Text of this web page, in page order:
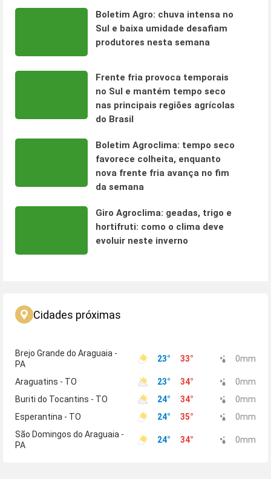
Boletim Agro: chuva intensa no
Sul e baixa umidade desafiam
produtores nesta semana
Frente fria provoca temporais
no Sul e mantém tempo seco
nas principais regiões agrícolas
do Brasil
Boletim Agroclima: tempo seco
favorece colheita, enquanto
nova frente fria avança no fim
da semana
Giro Agroclima: geadas, trigo e
hortifruti: como o clima deve
evoluir neste inverno
Cidades próximas
Brejo Grande do Araguaia -
PA
23° 33° 0mm
Araguatins - TO 23° 34° 0mm
Buriti do Tocantins - TO
24° 34° 0mm
Esperantina - TO
24° 35° 0mm
São Domingos do Araguaia -
PA
24° 34° 0mm